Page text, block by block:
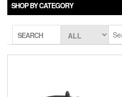
SHOP BY CATEGORY
SEARCH